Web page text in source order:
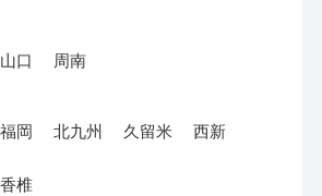
山口 周南
福岡 北九州 久留米 西新
香椎